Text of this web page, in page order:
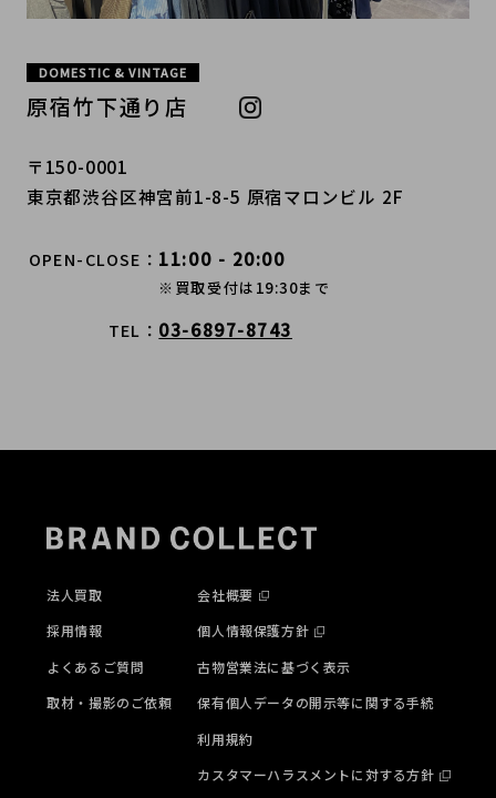
DOMESTIC & VINTAGE
原宿竹下通り店
〒150-0001
東京都渋谷区神宮前1-8-5 原宿マロンビル 2F
OPEN-CLOSE 11:00 - 20:00
※買取受付は19:30まで
TEL 03-6897-8743
法人買取
採用情報
よくあるご質問
取材・撮影のご依頼
会社概要
個人情報保護方針
古物営業法に基づく表示
保有個人データの開示等に関する手続
利用規約
カスタマーハラスメントに対する方針